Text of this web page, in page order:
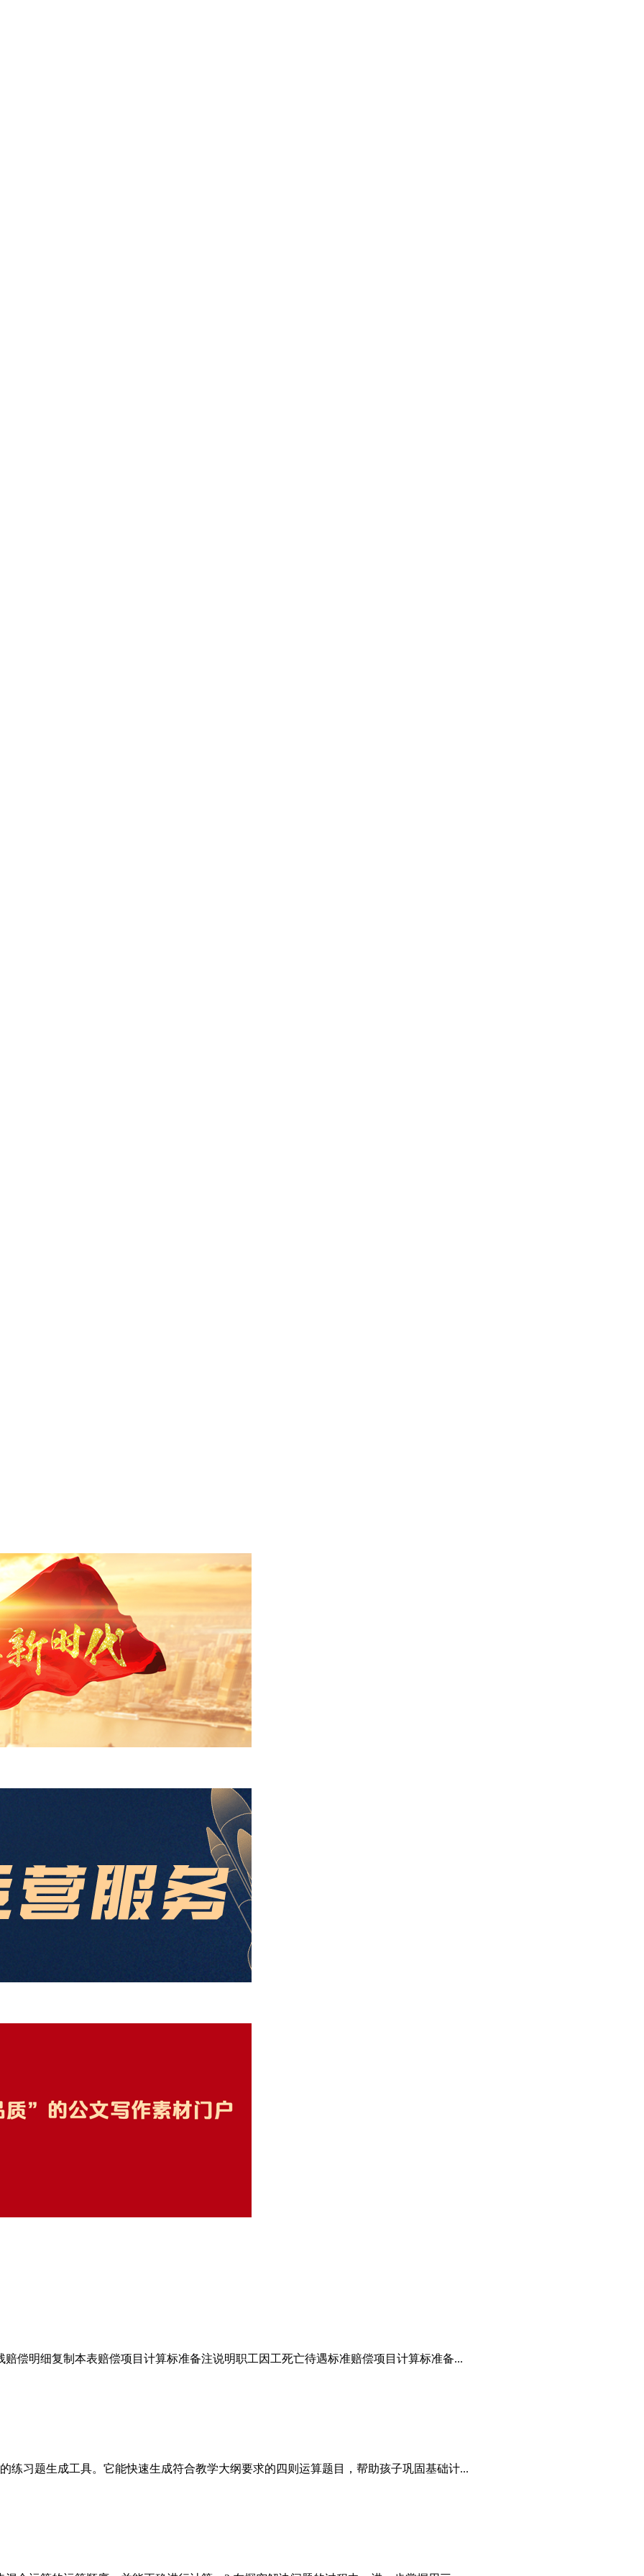
赔偿明细复制本表赔偿项目计算标准备注说明职工因工死亡待遇标准赔偿项目计算标准备...
练习题生成工具。它能快速生成符合教学大纲要求的四则运算题目，帮助孩子巩固基础计...